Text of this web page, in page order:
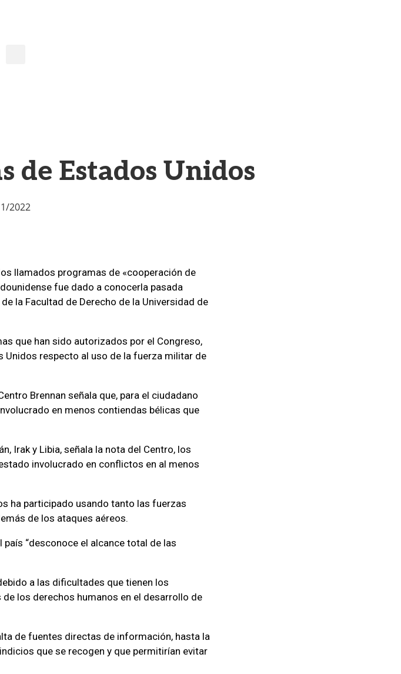
de Estados Unidos
2022
llamados programas de «cooperación de
fue dado a conocerla pasada
la Facultad de Derecho de la Universidad de
que han sido autorizados por el Congreso,
respecto al uso de la fuerza militar de
Brennan señala que, para el ciudadano
en menos contiendas bélicas que
Irak y Libia, señala la nota del Centro, los
involucrado en conflictos en al menos
ha participado usando tanto las fuerzas
de los ataques aéreos.
“desconoce el alcance total de las
a las dificultades que tienen los
los derechos humanos en el desarrollo de
de fuentes directas de información, hasta la
que se recogen y que permitirían evitar